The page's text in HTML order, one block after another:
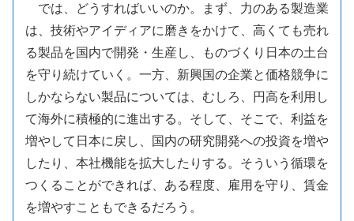
では、どうすればいいのか。まず、力のある製造業
は、技術やアイディアに磨きをかけて、高くても売れ
る製品を国内で開発・生産し、ものづくり日本の土台
を守り続けていく。一方、新興国の企業と価格競争に
しかならない製品については、むしろ、円高を利用し
て海外に積極的に進出する。そして、そこで、利益を
増やして日本に戻し、国内の研究開発への投資を増や
したり、本社機能を拡大したりする。そういう循環を
つくることができれば、ある程度、雇用を守り、賃金
を増やすこともできるだろう。